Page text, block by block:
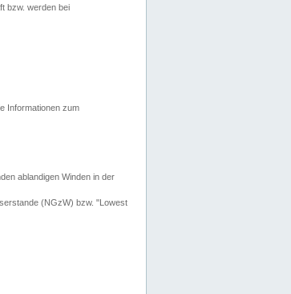
bzw. werden bei
Informationen zum
ablandigen Winden in der
(NGzW) bzw. "Lowest